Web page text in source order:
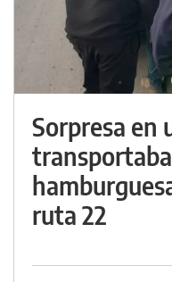
Sorpresa en
ruta 22